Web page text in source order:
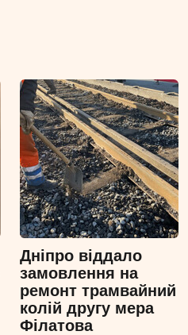
Дніпро віддало
замовлення на
ремонт трамвайний
колій другу мера
Філатова